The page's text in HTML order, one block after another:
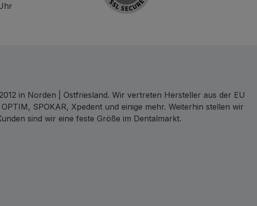
in Norden | Ostfriesland. Wir vertreten Hersteller aus der EU
SPOKAR, Xpedent und einige mehr. Weiterhin stellen wir
sind wir eine feste Größe im Dentalmarkt.